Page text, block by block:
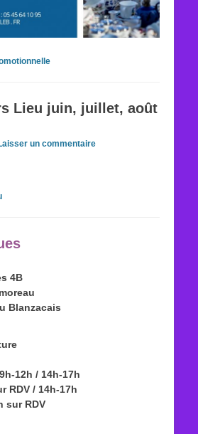
Lieu juin, juillet, août
un commentaire
4B
Blanzacais
12h / 14h-17h
RDV / 14h-17h
sur RDV